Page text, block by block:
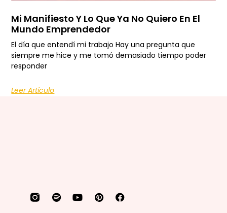
Mi Manifiesto Y Lo Que Ya No Quiero En El
Mundo Emprendedor
El día que entendí mi trabajo Hay una pregunta que
siempre me hice y me tomó demasiado tiempo poder
responder
Leer Artículo